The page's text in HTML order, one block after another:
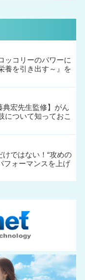
ッコリーのパワーに
養を引き出す～ 』を
典宏先生監修】がん
について知っておこ
けではない！“攻めの
フォーマンスを上げ